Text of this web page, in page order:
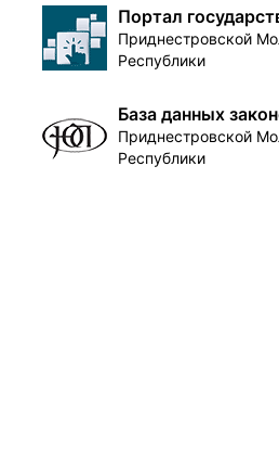
Портал
Приднестровской
Республики
База данных
Приднестровской
Республики